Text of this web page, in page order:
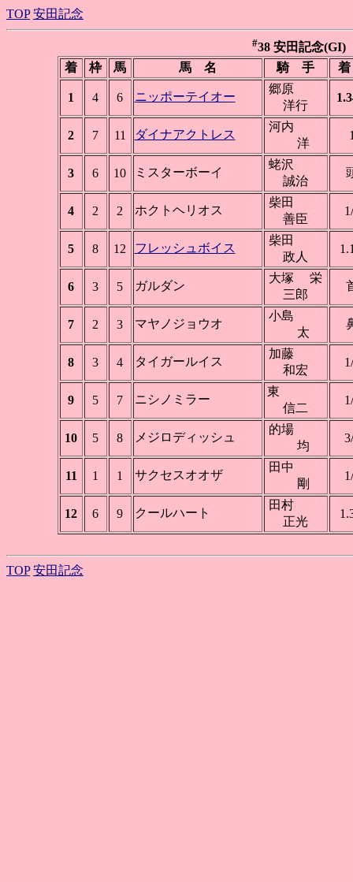
TOP 安田記念
#38 安田記念(GI)
着
枠 馬 馬 名 騎 手 着
1 4 6 ニッポーテイオー
郷原
洋行
2 7 11 ダイナアクトレス
河内
洋
3 6 10 ミスターボーイ
蛯沢
誠治
4 2 2 ホクトヘリオス
柴田
善臣
5 8 12 フレッシュボイス
柴田
政人
6 3 5 ガルダン
大塚 栄
三郎
7 2 3 マヤノジョウオ
小島
太
8 3 4 タイガールイス
加藤
和宏
9 5 7 ニシノミラー
東
信二
10 5 8 メジロディッシュ
的場
均
11 1 1 サクセスオオザ
田中
剛
12 6 9 クールハート
田村
正光
TOP 安田記念